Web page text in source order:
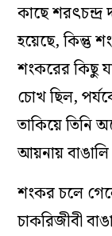
কাছে শরৎচন্দ্র
হয়েছে, কিন্তু
শংকরের কিছু
চোখ ছিল,
তাকিয়ে তিনি
আয়নায়
শংকর চলে
চাকরিজীবী